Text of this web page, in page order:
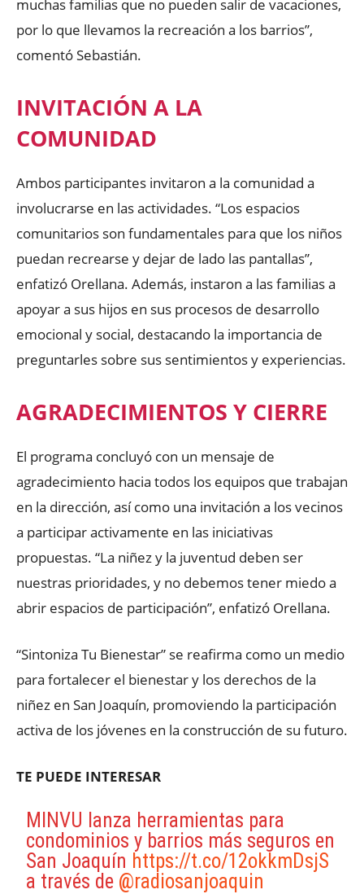
muchas familias que no pueden salir de vacaciones,
por lo que llevamos la recreación a los barrios”,
comentó Sebastián.
INVITACIÓN A LA
COMUNIDAD
Ambos participantes invitaron a la comunidad a
involucrarse en las actividades. “Los espacios
comunitarios son fundamentales para que los niños
puedan recrearse y dejar de lado las pantallas”,
enfatizó Orellana. Además, instaron a las familias a
apoyar a sus hijos en sus procesos de desarrollo
emocional y social, destacando la importancia de
preguntarles sobre sus sentimientos y experiencias.
AGRADECIMIENTOS Y CIERRE
El programa concluyó con un mensaje de
agradecimiento hacia todos los equipos que trabajan
en la dirección, así como una invitación a los vecinos
a participar activamente en las iniciativas
propuestas. “La niñez y la juventud deben ser
nuestras prioridades, y no debemos tener miedo a
abrir espacios de participación”, enfatizó Orellana.
“Sintoniza Tu Bienestar” se reafirma como un medio
para fortalecer el bienestar y los derechos de la
niñez en San Joaquín, promoviendo la participación
activa de los jóvenes en la construcción de su futuro.
TE PUEDE INTERESAR
MINVU lanza herramientas para
condominios y barrios más seguros en
San Joaquín https://t.co/12okkmDsjS
a través de @radiosanjoaquin